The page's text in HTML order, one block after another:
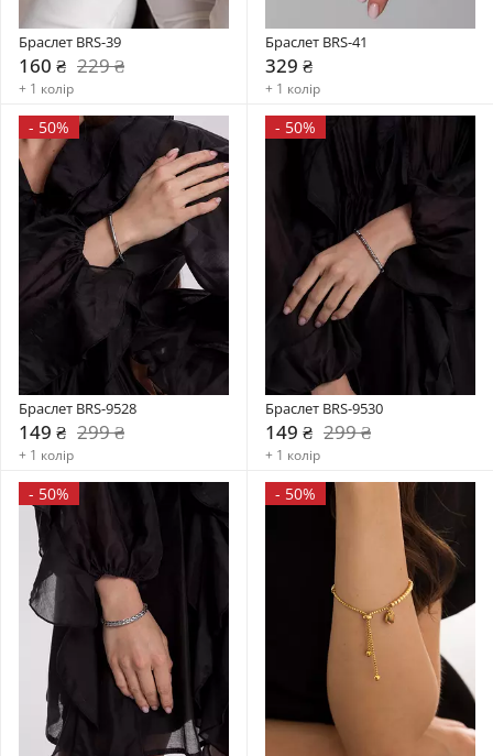
Браслет BRS-39
160 ₴ 229 ₴
+ 1 колір
Браслет BRS-41
329 ₴
+ 1 колір
- 50%
Браслет BRS-9528
149 ₴ 299 ₴
+ 1 колір
- 50%
Браслет BRS-9530
149 ₴ 299 ₴
+ 1 колір
- 50% - 50%